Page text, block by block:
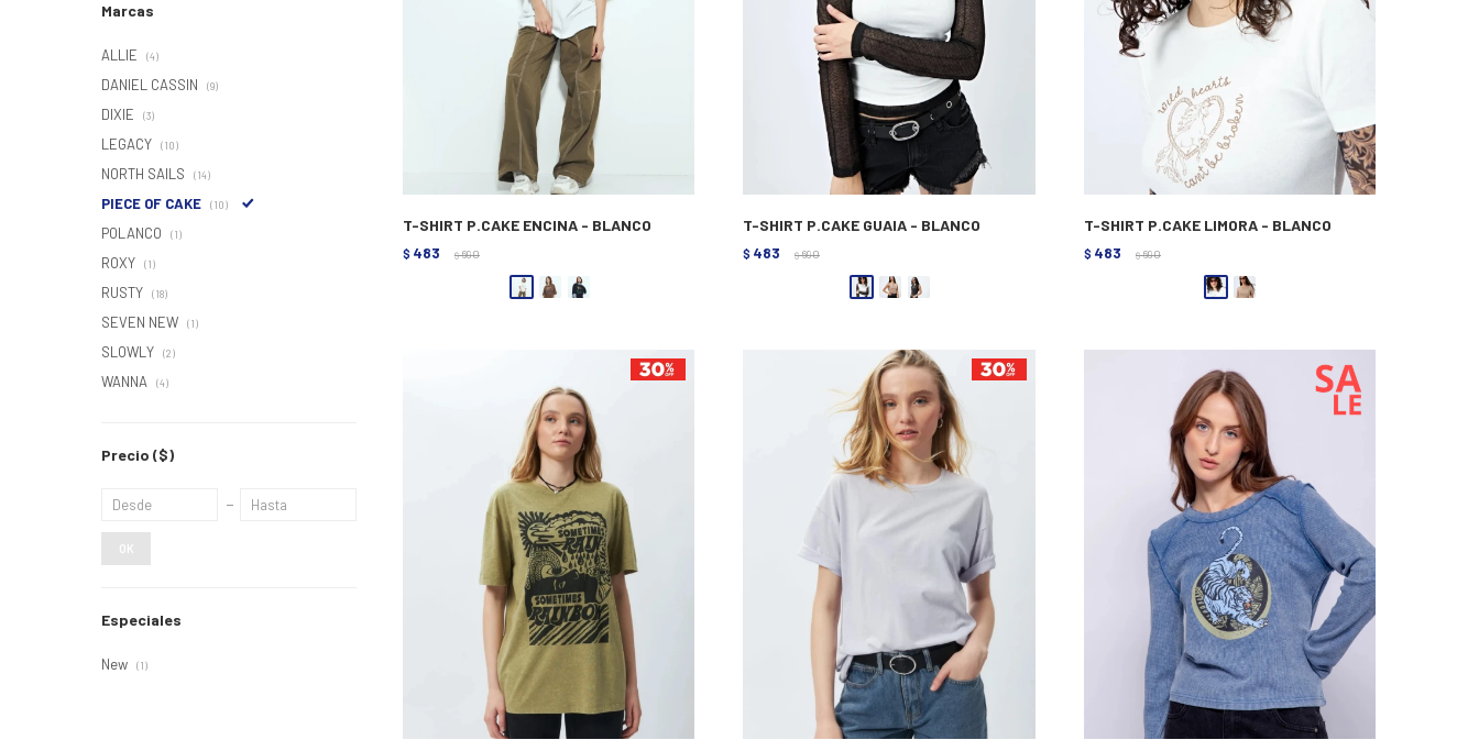
T-SHIRT P.CAKE ENCINA - BLANCO
$ 483 $ 690
T-SHIRT P.CAKE GUAIA - BLANCO
$ 483 $ 690
T-SHIRT P.CAKE LIMORA - BLANCO
$ 483 $ 690
Marcas
ALLIE (4)
DANIEL CASSIN (9)
DIXIE (3)
LEGACY (10)
NORTH SAILS (14)
PIECE OF CAKE (10)
POLANCO (1)
ROXY (1)
RUSTY (18)
SEVEN NEW (1)
SLOWLY (2)
WANNA (4)
Precio ($)
OK
Especiales
New (1)